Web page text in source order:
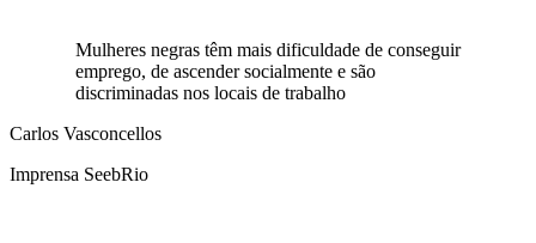
Mulheres negras têm mais dificuldade de conseguir
emprego, de ascender socialmente e são
discriminadas nos locais de trabalho
Carlos Vasconcellos
Imprensa SeebRio